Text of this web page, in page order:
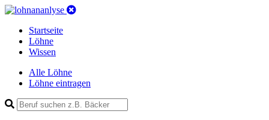
Startseite
Löhne
Wissen
Alle Löhne
Löhne eintragen